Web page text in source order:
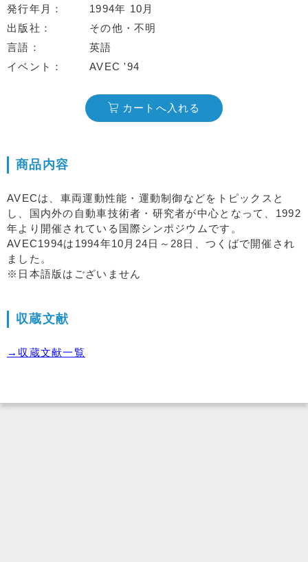
発行年月
1994年 10月
出版社
その他・不明
言語
英語
イベント
AVEC '94
カートへ入れる
商品内容
AVECは、車両運動性能・運動制御などをトピックスと
し、国内外の自動車技術者・研究者が中心となって、1992
年より開催されている国際シンポジウムです。
AVEC1994は1994年10月24日～28日、つくばで開催され
ました。
※日本語版はございません
収蔵文献
→収蔵文献一覧